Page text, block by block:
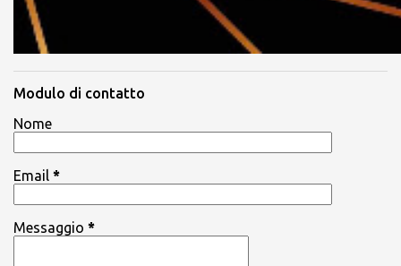
Modulo di contatto
Nome
Email *
Messaggio *